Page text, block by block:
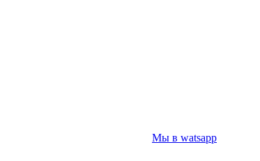
Мы в watsapp